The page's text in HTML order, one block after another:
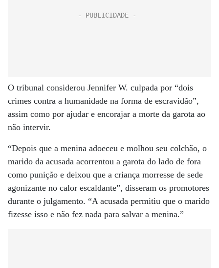
O tribunal considerou Jennifer W. culpada por “dois
crimes contra a humanidade na forma de escravidão”,
assim como por ajudar e encorajar a morte da garota ao
não intervir.
“Depois que a menina adoeceu e molhou seu colchão, o
marido da acusada acorrentou a garota do lado de fora
como punição e deixou que a criança morresse de sede
agonizante no calor escaldante”, disseram os promotores
durante o julgamento. “A acusada permitiu que o marido
fizesse isso e não fez nada para salvar a menina.”